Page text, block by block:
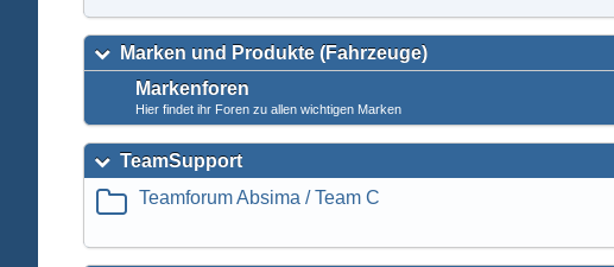
Marken und Produkte (Fahrzeuge)
Markenforen
Hier findet ihr Foren zu allen wichtigen Marken
TeamSupport
Teamforum Absima / Team C